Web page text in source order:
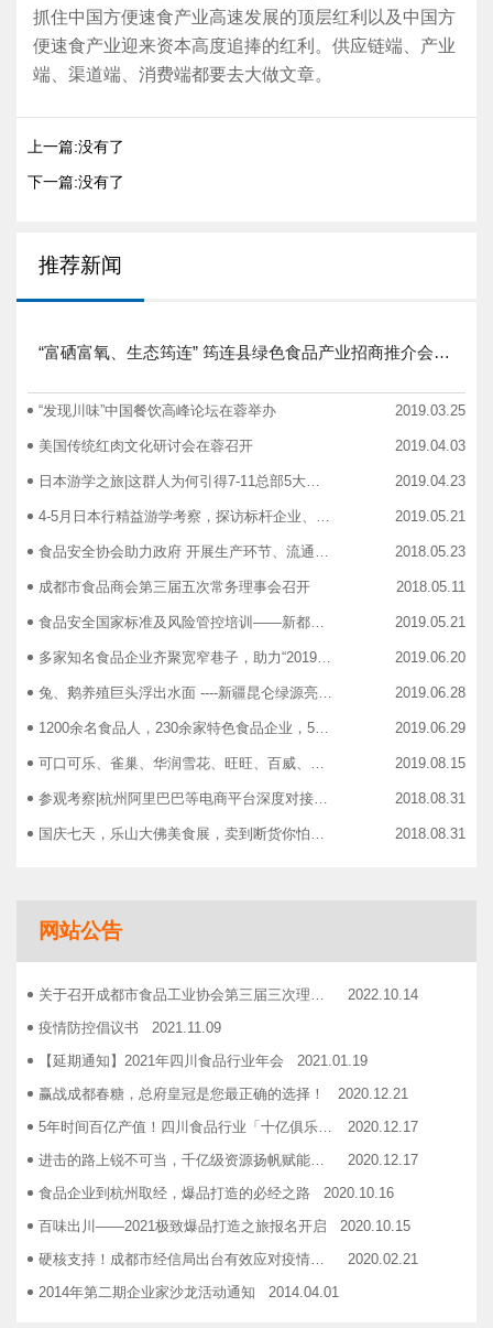
抓住中国方便速食产业高速发展的顶层红利以及中国方
便速食产业迎来资本高度追捧的红利。供应链端、产业
端、渠道端、消费端都要去大做文章。
上一篇:没有了
下一篇:没有了
推荐新闻
“富硒富氧、生态筠连” 筠连县绿色食品产业招商推介会圆满举行
“发现川味”中国餐饮高峰论坛在蓉举办 2019.03.25
美国传统红肉文化研讨会在蓉召开 2019.04.03
日本游学之旅|这群人为何引得7-11总部5大高管集团出动 2019.04.23
4-5月日本行精益游学考察，探访标杆企业、解析成功密码 2019.05.21
食品安全协会助力政府 开展生产环节、流通环节、餐饮环节培训会 2018.05.23
成都市食品商会第三届五次常务理事会召开 2018.05.11
食品安全国家标准及风险管控培训——新都站、广汉站、简阳站 2019.05.21
多家知名食品企业齐聚宽窄巷子，助力“2019食品安全宣传周” 2019.06.20
兔、鹅养殖巨头浮出水面 ----新疆昆仑绿源亮相成都餐饮供应链展 引领绿色食材新高度 2019.06.28
1200余名食品人，230余家特色食品企业，50余家新零售平台齐聚成都“搞事情”！ 2019.06.29
可口可乐、雀巢、华润雪花、旺旺、百威、青岛啤酒，销售过亿的经销商等齐聚上海，只为2019中国快消品大会！ 2019.08.15
参观考察|杭州阿里巴巴等电商平台深度对接，仅剩3个名额！ 2018.08.31
国庆七天，乐山大佛美食展，卖到断货你怕了吗？ 2018.08.31
志宏印务灾后复产暨十五周年感恩答谢会
网站公告
关于召开成都市食品工业协会第三届三次理事会的通知
2022.10.14
疫情防控倡议书
2021.11.09
【延期通知】2021年四川食品行业年会
2021.01.19
赢战成都春糖，总府皇冠是您最正确的选择！
2020.12.21
5年时间百亿产值！四川食品行业「十亿俱乐部」合伙人招募！
2020.12.17
进击的路上锐不可当，千亿级资源扬帆赋能！电商启航班招募啦！
2020.12.17
食品企业到杭州取经，爆品打造的必经之路
2020.10.16
百味出川——2021极致爆品打造之旅报名开启
2020.10.15
硬核支持！成都市经信局出台有效应对疫情稳定经济运行20条政策措施工业和信息化类项目申报指南！
2020.02.21
2014年第二期企业家沙龙活动通知
2014.04.01